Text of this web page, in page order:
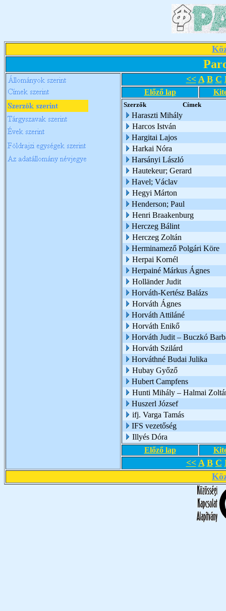
<< A B C
Előző lap
Szerzők Címek
Haraszti Mihály
Harcos István
Hargitai Lajos
Harkai Nóra
Harsányi László
Hautekeur; Gerard
Havel; Václav
Hegyi Márton
Henderson; Paul
Henri Braakenburg
Herczeg Bálint
Herczeg Zoltán
Herminamező Polgári Köre
Herpai Kornél
Herpainé Márkus Ágnes
Holländer Judit
Horváth-Kertész Balázs
Horváth Ágnes
Horváth Attiláné
Horváth Enikő
Horváth Judit – Buczkó
Horváth Szilárd
Horváthné Budai Julika
Hubay Győző
Hubert Campfens
Hunti Mihály – Halmai
Huszerl József
ifj. Varga Tamás
IFS vezetőség
Illyés Dóra
Előző lap
<< A B C